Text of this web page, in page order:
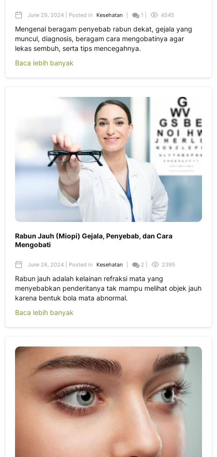
June 29, 2024 | Posted in Kesehatan 1 | 4545
Mengenal beragam penyebab rabun dekat, gejala yang
muncul, diagnosis, beragam cara mengobatinya agar
lekas sembuh, serta tips mencegahnya.
Baca lebih banyak
Rabun Jauh (Miopi) Gejala, Penyebab, dan Cara
Mengobati
June 28, 2024 | Posted in Kesehatan 2 | 2395
Rabun jauh adalah kelainan refraksi mata yang
menyebabkan penderitanya tak mampu melihat objek jauh
karena bentuk bola mata abnormal.
Baca lebih banyak